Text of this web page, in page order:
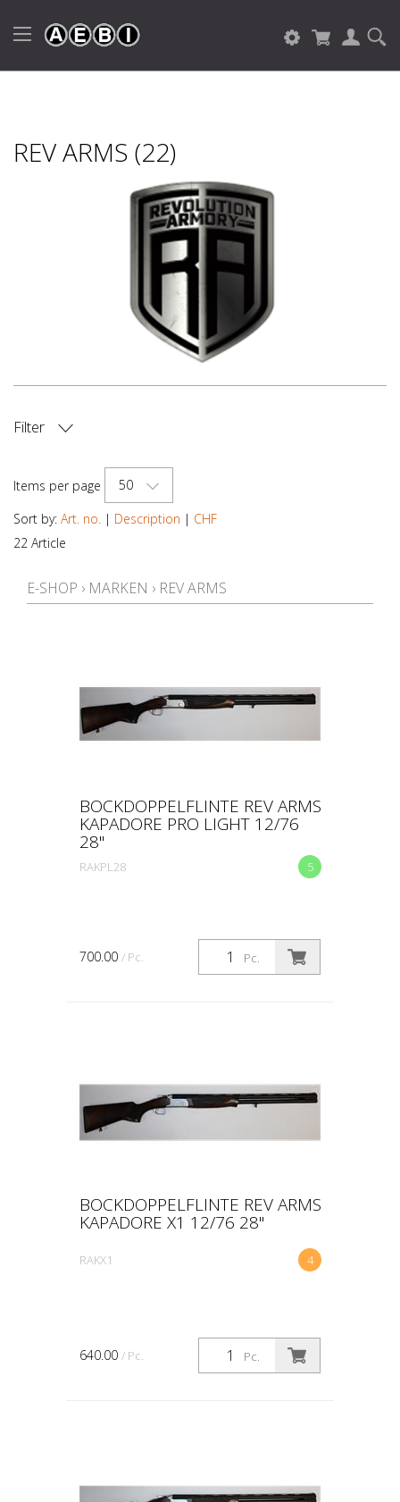
REV ARMS (22)
Filter
Items per page
50
Sort by: Art. no. | Description | CHF
22 Article
E-SHOP › MARKEN › REV ARMS
BOCKDOPPELFLINTE REV ARMS
KAPADORE PRO LIGHT 12/76
28"
5
RAKPL28
Pc.
700.00 / Pc.
BOCKDOPPELFLINTE REV ARMS
KAPADORE X1 12/76 28"
4
RAKX1
Pc.
640.00 / Pc.